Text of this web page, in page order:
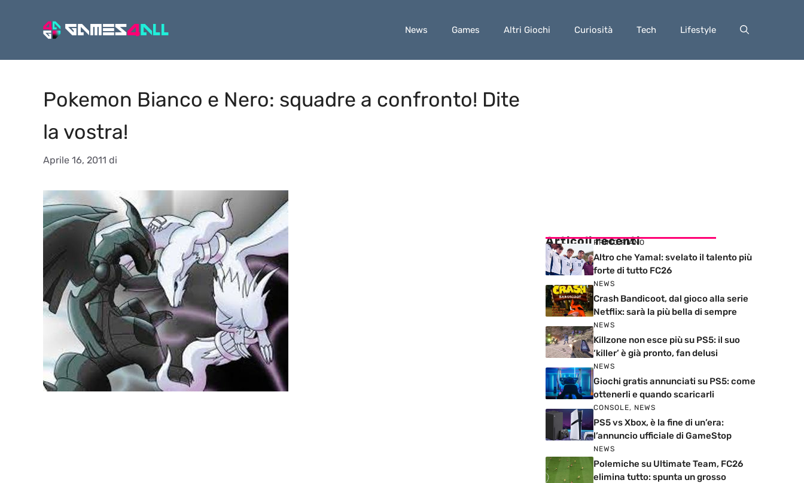
News Games Altri Giochi Curiosità Tech Lifestyle
Pokemon Bianco e Nero: squadre a confronto! Dite
la vostra!
Aprile 16, 2011 di
Articoli recenti
PRIMO PIANO
Altro che Yamal: svelato il talento più
forte di tutto FC26
NEWS
Crash Bandicoot, dal gioco alla serie
Netflix: sarà la più bella di sempre
NEWS
Killzone non esce più su PS5: il suo
‘killer’ è già pronto, fan delusi
NEWS
Giochi gratis annunciati su PS5: come
ottenerli e quando scaricarli
CONSOLE, NEWS
PS5 vs Xbox, è la fine di un’era:
l’annuncio ufficiale di GameStop
NEWS
Polemiche su Ultimate Team, FC26
elimina tutto: spunta un grosso